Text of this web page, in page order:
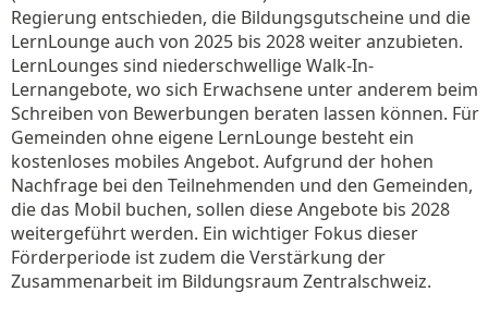
Regierung entschieden, die Bildungsgutscheine und die
LernLounge auch von 2025 bis 2028 weiter anzubieten.
LernLounges sind niederschwellige Walk-In-
Lernangebote, wo sich Erwachsene unter anderem beim
Schreiben von Bewerbungen beraten lassen können. Für
Gemeinden ohne eigene LernLounge besteht ein
kostenloses mobiles Angebot. Aufgrund der hohen
Nachfrage bei den Teilnehmenden und den Gemeinden,
die das Mobil buchen, sollen diese Angebote bis 2028
weitergeführt werden. Ein wichtiger Fokus dieser
Förderperiode ist zudem die Verstärkung der
Zusammenarbeit im Bildungsraum Zentralschweiz.